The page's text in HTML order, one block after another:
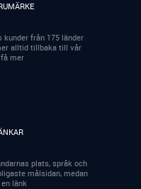
kunder från 175 länder
alltid tillbaka till vår
mer
plats, språk och
målsidan, medan
länk